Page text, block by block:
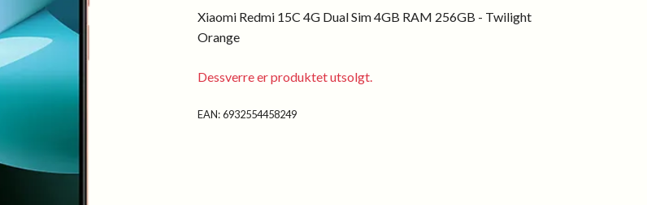
Xiaomi Redmi 15C 4G Dual Sim 4GB RAM 256GB - Twilight
Orange
Dessverre er produktet utsolgt.
EAN:6932554458249